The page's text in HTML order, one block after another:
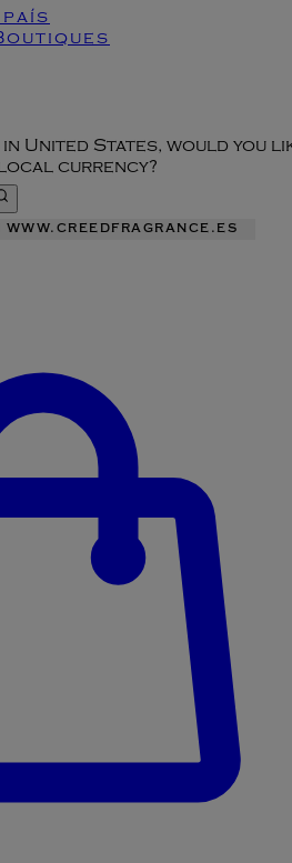
United States, would you
currency?
www.creedfragrance.es